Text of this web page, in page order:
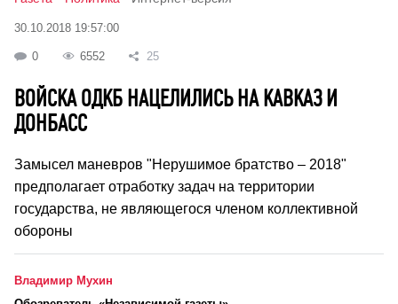
30.10.2018 19:57:00
0 6552 25
ВОЙСКА ОДКБ НАЦЕЛИЛИСЬ НА КАВКАЗ И
ДОНБАСС
Замысел маневров "Нерушимое братство – 2018"
предполагает отработку задач на территории
государства, не являющегося членом коллективной
обороны
Владимир Мухин